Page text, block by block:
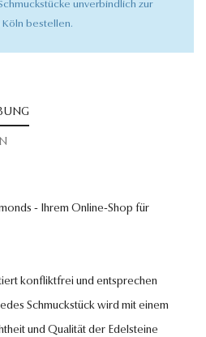
unverbindlich zur
Köln bestellen.
- Ihrem Online-Shop für
konfliktfrei und entsprechen
Schmuckstück wird mit einem
und Qualität der Edelsteine